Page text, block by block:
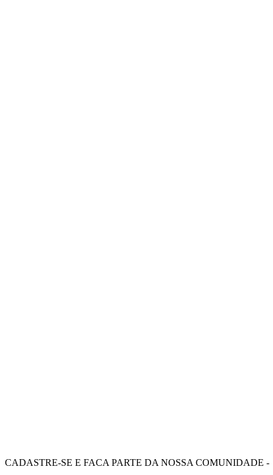
CADASTRE-SE E FAÇA PARTE DA NOSSA COMUNIDADE -